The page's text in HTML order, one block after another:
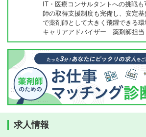
IT・医療コンサルタントへの挑戦
師の取得支援制度も完備し、安定基
で薬剤師として大きく飛躍できる環
キャリアアドバイザー 薬剤師担当
求人情報